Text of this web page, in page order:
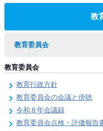
教
教育委員会
教育委員会
教育行政方針
教育委員会の会議と傍聴
令和８年会議録
教育委員会点検・評価報告